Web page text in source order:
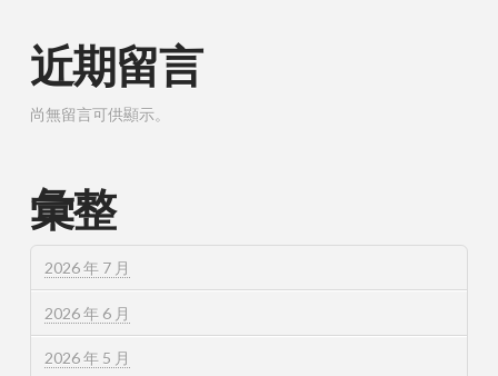
近期留言
尚無留言可供顯示。
彙整
2026 年 7 月
2026 年 6 月
2026 年 5 月